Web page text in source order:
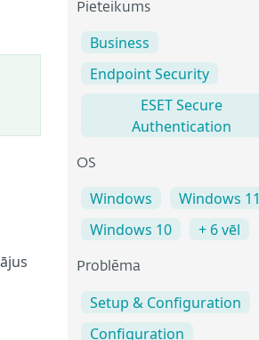
Pieteikums
Business
Endpoint Security
ESET Secure
Authentication
OS
Windows
Windows 11
Windows 10
+ 6 vēl
Problēma
Setup & Configuration
Configuration